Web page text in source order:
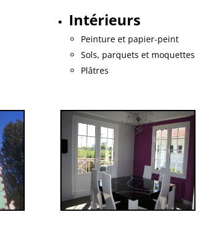
Intérieurs
Peinture et papier-peint
Sols, parquets et moquettes
Plâtres